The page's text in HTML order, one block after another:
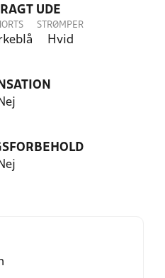
UDE
STRØMPER
Hvid
Nej
Nej